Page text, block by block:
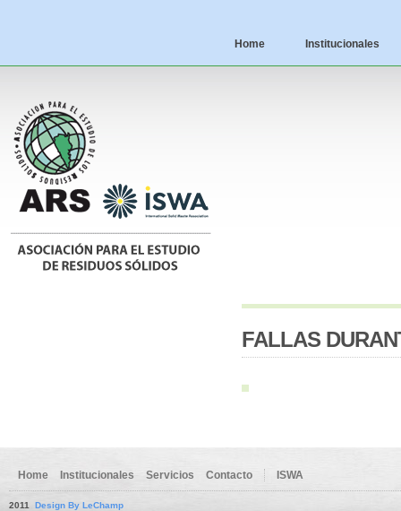
Home Institucionales
FALLAS
Home Institucionales Servicios Contacto ISWA
2011 Design By LeChamp